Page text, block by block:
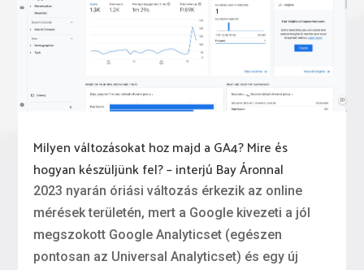
Milyen változásokat hoz majd a GA4? Mire és
hogyan készüljünk fel? – interjú Bay Áronnal
2023 nyarán óriási változás érkezik az online
mérések területén, mert a Google kivezeti a jól
megszokott Google Analyticset (egészen
pontosan az Universal Analyticset) és egy új